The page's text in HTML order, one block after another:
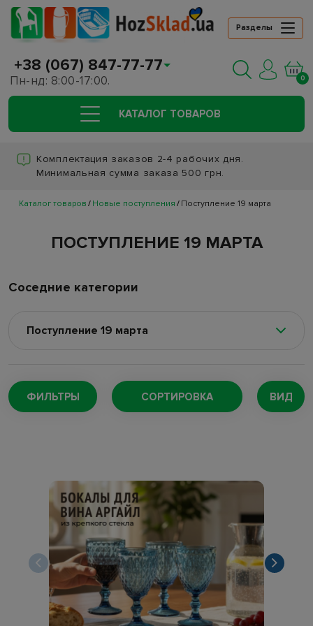
Разделы
+38 (067) 847-77-77
Пн-нд: 8:00-17:00. 0
КАТАЛОГ ТОВАРОВ
Комплектация заказов 2-4 рабочих дня.
Минимальная сумма заказа 500 грн.
Каталог товаров Новые поступления Поступление 19 марта
ПОСТУПЛЕНИЕ 19 МАРТА
Соседние категории
Поступление 19 марта
Поступление 4 августа
Поступление 29 июля(147)
Поступление 22 июля(169)
Поступление 18 июля (132)
Поступление 16 июля(109)
Поступление 11 июля(189)
Поступление 7 июля(257)
ФИЛЬТРЫ СОРТИРОВКА ВИД